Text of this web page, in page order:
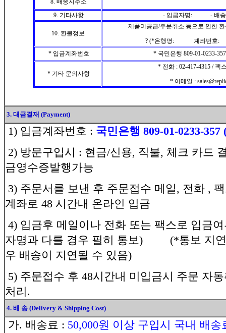
8. 배송지주소
9. 기타사항
- 입금자명: - 배송
10. 환불정보
- 제품미공급/주문취소 등으로 인한
? (*은행명: 계좌번
* 입금계좌번호
* 국민은행 809-01-0233-
* 기타 문의사항
* 전화 : 02-417-4315 / 팩
* 이메일 :
3. 대금결재 (Payment)
1) 입금계좌번호 : 국민은행 809-01-0233-
2) 방문구입시 : 현금/신용, 직불, 체크 카드
금영수증발행가능
3) 주문서를 보낸 후 주문접수 메일, 전화 ,
계좌로 48 시간내 온라인 입금
4) 입금후 메일이나 전화 또는 팩스로 입금
자명과 다를 경우 필히 통보) (*통보 지연
우 배송이 지연될 수 있음)
5) 주문접수 후 48시간내 미입금시 주문 자
처리.
4. 배 송 (Delivery & Shipping Cost)
가. 배송료 : 50,000원 이상 구입시 국내 배